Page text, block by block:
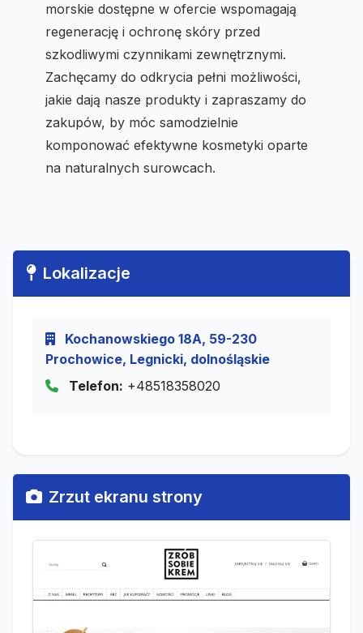
morskie dostępne w ofercie wspomagają
regenerację i ochronę skóry przed
szkodliwymi czynnikami zewnętrznymi.
Zachęcamy do odkrycia pełni możliwości,
jakie dają nasze produkty i zapraszamy do
zakupów, by móc samodzielnie
komponować efektywne kosmetyki oparte
na naturalnych surowcach.
Lokalizacje
Kochanowskiego 18A, 59-230
Prochowice, Legnicki, dolnośląskie
Telefon: +48518358020
Zrzut ekranu strony